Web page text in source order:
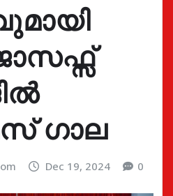
ഗാല
Dec 19, 2024 0